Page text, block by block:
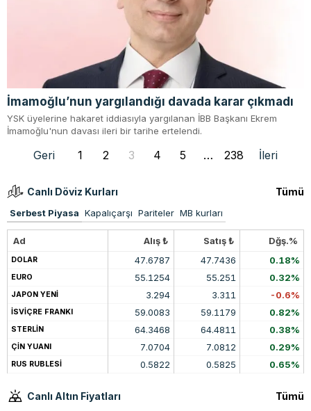
İmamoğlu’nun yargılandığı davada karar çıkmadı
YSK üyelerine hakaret iddiasıyla yargılanan İBB Başkanı Ekrem
İmamoğlu'nun davası ileri bir tarihe ertelendi.
Geri 1 2 3 4 5 … 238 İleri
Canlı Döviz Kurları Tümü
Serbest Piyasa Kapalıçarşı Pariteler MB kurları
Ad Alış ₺ Satış ₺ Dğş.%
DOLAR 47.6787 47.7436 0.18%
EURO 55.1254 55.251 0.32%
JAPON YENİ 3.294 3.311 -0.6%
İSVİÇRE FRANKI 59.0083 59.1179 0.82%
STERLİN 64.3468 64.4811 0.38%
ÇİN YUANI 7.0704 7.0812 0.29%
RUS RUBLESİ 0.5822 0.5825 0.65%
Canlı Altın Fiyatları Tümü